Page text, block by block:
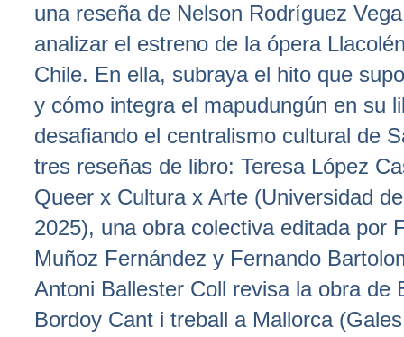
una reseña de Nelson Rodríguez
analizar el estreno de la ópera
Chile. En ella, subraya el hito que
y cómo integra el mapudungún en su
desafiando el centralismo cultural de
tres reseñas de libro: Teresa López
Queer x Cultura x Arte (Universidad
2025), una obra colectiva editada por
Muñoz Fernández y Fernando
Antoni Ballester Coll revisa la obra de
Bordoy Cant i treball a Mallorca